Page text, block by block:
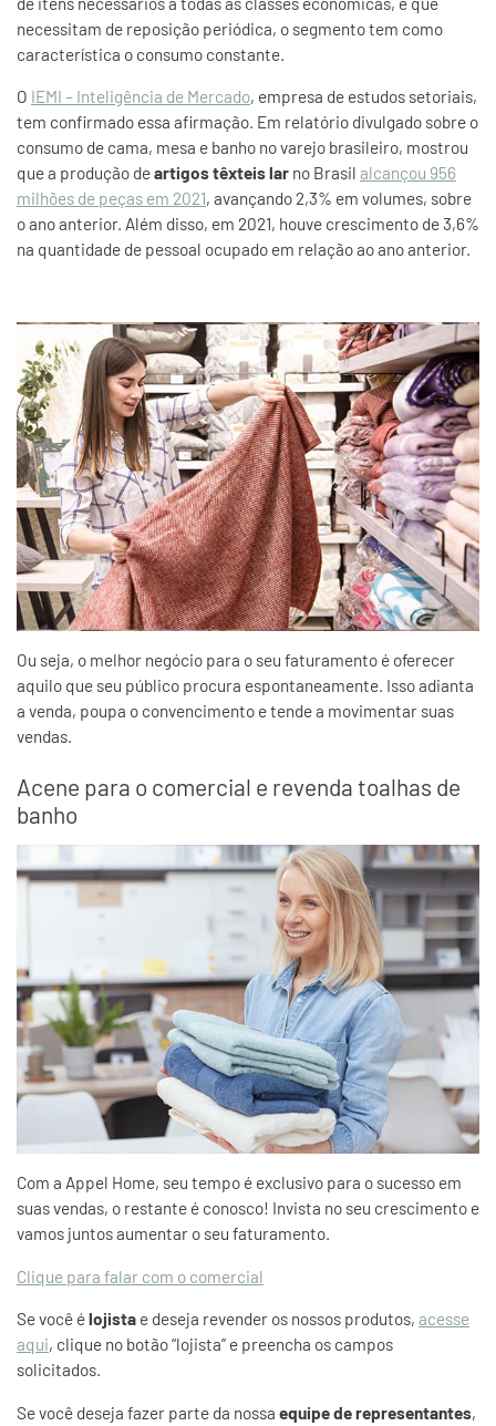
necessitam de reposição periódica, o segmento tem como
característica o consumo constante.
O IEMI – Inteligência de Mercado, empresa de estudos setoriais,
tem confirmado essa afirmação. Em relatório divulgado sobre o
consumo de cama, mesa e banho no varejo brasileiro, mostrou
que a produção deartigos têxteis lar no Brasil alcançou 956
milhões de peças em 2021, avançando 2,3% em volumes, sobre
o ano anterior. Além disso, em 2021, houve crescimento de 3,6%
na quantidade de pessoal ocupado em relação ao ano anterior.
Ou seja, o melhor negócio para o seu faturamento é oferecer
aquilo que seu público procura espontaneamente. Isso adianta
a venda, poupa o convencimento e tende a movimentar suas
vendas.
Acene para o comercial e revenda toalhas de
banho
Com a Appel Home, seu tempo é exclusivo para o sucesso em
suas vendas, o restante é conosco! Invista no seu crescimento e
vamos juntos aumentar o seu faturamento.
Clique para falar com o comercial
Se você élojista e deseja revender os nossos produtos, acesse
aqui, clique no botão “lojista” e preencha os campos
solicitados.
Se você deseja fazer parte da nossa equipe de representantes,